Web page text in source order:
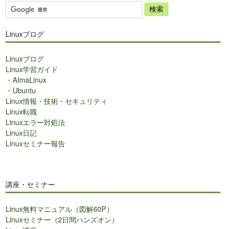
サ
イ
内
索
Linuxブログ
Linuxブログ
Linux学習ガイド
・AlmaLinux
・ Ubuntu
Linux情報・技術・セキュリティ
Linux転職
Linuxエラー対処法
Linux日記
Linuxセミナー報告
講座・セミナー
Linux無料マニュアル（図解60P）
Linuxセミナー（2日間ハンズオン）